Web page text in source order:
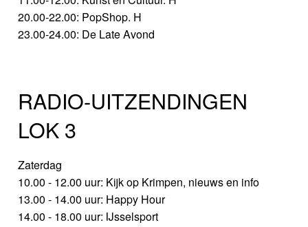
20.00-22.00: PopShop. H
23.00-24.00: De Late Avond
RADIO-UITZENDINGEN
LOK 3
Zaterdag
10.00 - 12.00 uur: Kijk op Krimpen, nieuws en info
13.00 - 14.00 uur: Happy Hour
14.00 - 18.00 uur: IJsselsport